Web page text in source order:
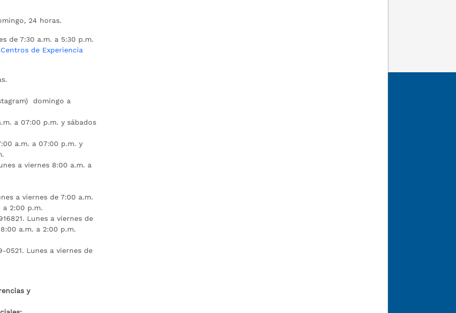
24 horas.
de 7:30 a.m. a 5:30 p.m.
Centros de Experiencia
domingo a
a 07:00 p.m. y sábados
a.m. a 07:00 p.m. y
a viernes 8:00 a.m. a
a viernes de 7:00 a.m.
a 2:00 p.m.
Lunes a viernes de
a.m. a 2:00 p.m.
0521. Lunes a viernes de
y